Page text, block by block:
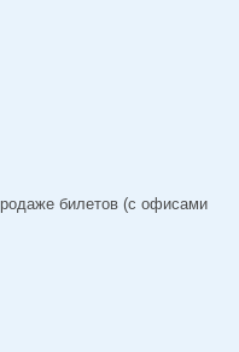
билетов (с офисами